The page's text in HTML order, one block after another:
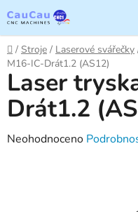
na
obsah
Domů
/ Stroje / Laserové svářečky
M16-IC-Drát1.2 (AS12)
Laser
Drát1.2
Průměrné
Neohodnoceno